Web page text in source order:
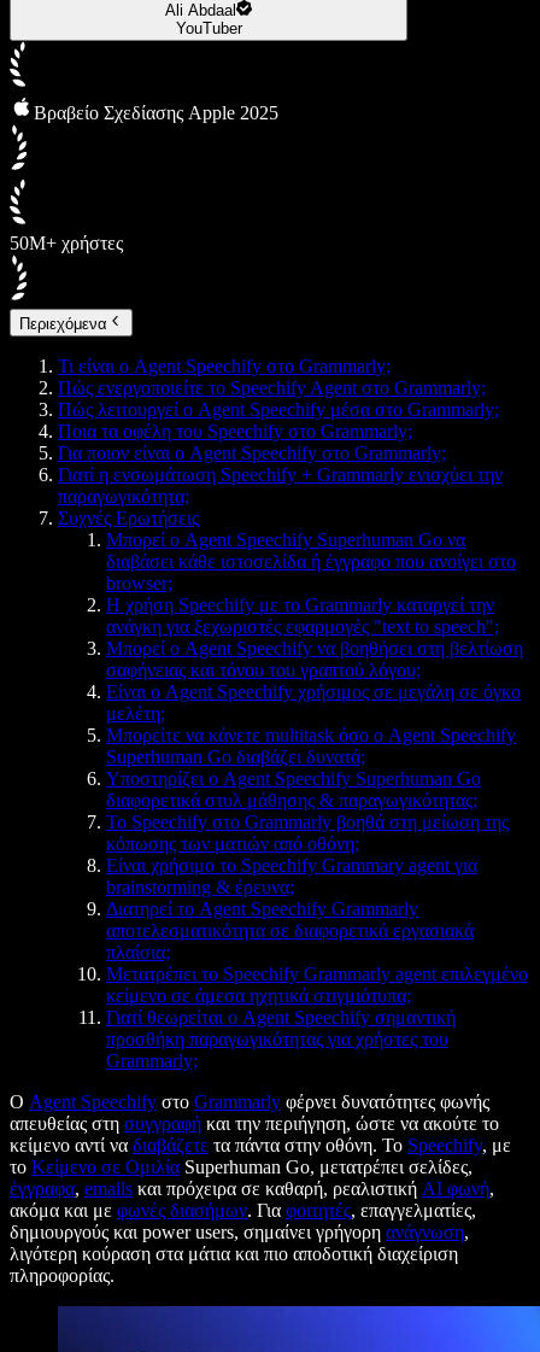
Ali Abdaal
YouTuber
Βραβείο Σχεδίασης Apple 2025
50M+ χρήστες
Περιεχόμενα
Τι είναι ο Agent Speechify στο Grammarly;
Πώς ενεργοποιείτε το Speechify Agent στο Grammarly;
Πώς λειτουργεί ο Agent Speechify μέσα στο Grammarly;
Ποια τα οφέλη του Speechify στο Grammarly;
Για ποιον είναι ο Agent Speechify στο Grammarly;
Γιατί η ενσωμάτωση Speechify + Grammarly ενισχύει την
παραγωγικότητα;
Συχνές Ερωτήσεις
Μπορεί ο Agent Speechify Superhuman Go να
διαβάσει κάθε ιστοσελίδα ή έγγραφο που ανοίγει στο
browser;
Η χρήση Speechify με το Grammarly καταργεί την
ανάγκη για ξεχωριστές εφαρμογές "text to speech";
Μπορεί ο Agent Speechify να βοηθήσει στη βελτίωση
σαφήνειας και τόνου του γραπτού λόγου;
Είναι ο Agent Speechify χρήσιμος σε μεγάλη σε όγκο
μελέτη;
Μπορείτε να κάνετε multitask όσο ο Agent Speechify
Superhuman Go διαβάζει δυνατά;
Υποστηρίζει ο Agent Speechify Superhuman Go
διαφορετικά στυλ μάθησης & παραγωγικότητας;
Το Speechify στο Grammarly βοηθά στη μείωση της
κόπωσης των ματιών από οθόνη;
Είναι χρήσιμο το Speechify Grammary agent για
brainstorming & έρευνα;
Διατηρεί το Agent Speechify Grammarly
αποτελεσματικότητα σε διαφορετικά εργασιακά
πλαίσια;
Μετατρέπει το Speechify Grammarly agent επιλεγμένο
κείμενο σε άμεσα ηχητικά στιγμιότυπα;
Γιατί θεωρείται ο Agent Speechify σημαντική
προσθήκη παραγωγικότητας για χρήστες του
Grammarly;
Ο Agent Speechify στο Grammarly φέρνει δυνατότητες φωνής
απευθείας στη συγγραφή και την περιήγηση, ώστε να ακούτε το
κείμενο αντί να διαβάζετε τα πάντα στην οθόνη. Το Speechify, με
το Κείμενο σε Ομιλία Superhuman Go, μετατρέπει σελίδες,
έγγραφα, emails και πρόχειρα σε καθαρή, ρεαλιστική AI φωνή,
ακόμα και με φωνές διασήμων. Για φοιτητές, επαγγελματίες,
δημιουργούς και power users, σημαίνει γρήγορη ανάγνωση,
λιγότερη κούραση στα μάτια και πιο αποδοτική διαχείριση
πληροφορίας.